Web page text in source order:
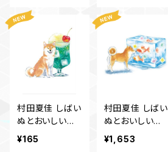
村田夏佳 しばい
ぬとおいしい夏
ﾎﾟｽﾄｶｰﾄﾞ PS-1
¥165
村田夏佳 しばい
ぬとおいしい夏
ﾎﾟｽﾄｶｰﾄﾞ PS-1
50s
¥1,653